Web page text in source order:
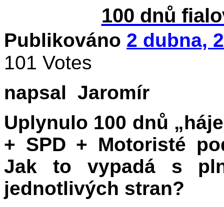
100 dnů
Publikováno 2 dubna,
101 Votes
napsal Jaromír
Uplynulo 100 dnů
+ SPD + Motoristé
Jak to vypadá s
jednotlivých stran?